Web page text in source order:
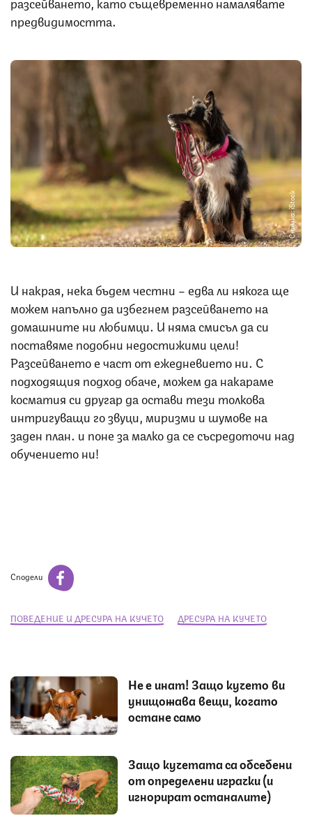
предвидимостта.
Снимка: iStock
И накрая, нека бъдем честни – едва ли някога ще
можем напълно да избегнем разсейването на
домашните ни любимци. И няма смисъл да си
поставяме подобни недостижими цели!
Разсейването е част от ежедневието ни. С
подходящия подход обаче, можем да накараме
косматия си другар да остави тези толкова
интригуващи го звуци, миризми и шумове на
заден план… и поне за малко да се съсредоточи над
обучението ни!
Сподели
ПОВЕДЕНИЕ И ДРЕСУРА НА КУЧЕТО ДРЕСУРА НА КУЧЕТО
Не е инат! Защо кучето ви
унищожава вещи, когато
остане само
Защо кучетата са обсебени
от определени играчки (и
игнорират останалите)